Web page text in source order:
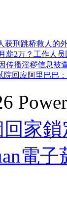
获刑 跳桥救人的
薪2万？工作人
传播淫秽信息被
院回应阿里巴巴
家
電